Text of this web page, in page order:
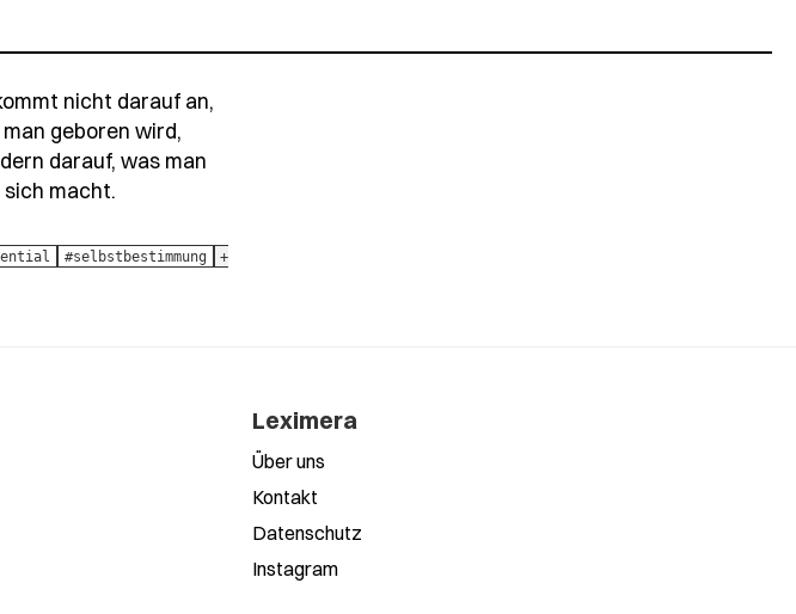
nicht darauf an,
geboren wird,
darauf, was man
sich macht.
#selbstbestimmung +1
Leximera
Über uns
Kontakt
Datenschutz
Instagram